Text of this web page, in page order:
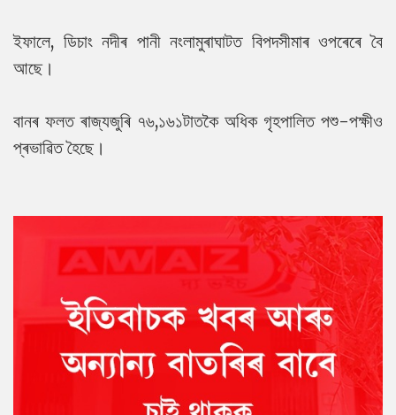
ইফালে, ডিচাং নদীৰ পানী নংলামুৰাঘাটত বিপদসীমাৰ ওপৰেৰে বৈ
আছে।
বানৰ ফলত ৰাজ্যজুৰি ৭৬,১৬১টাতকৈ অধিক গৃহপালিত পশু-পক্ষীও
প্ৰভাৱিত হৈছে।